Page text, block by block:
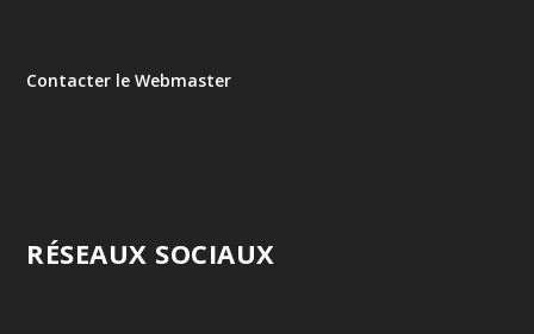
Contacter le Webmaster
RÉSEAUX SOCIAUX